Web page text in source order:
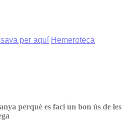
per aquí Hemeroteca
perquè es faci un bon ús de les